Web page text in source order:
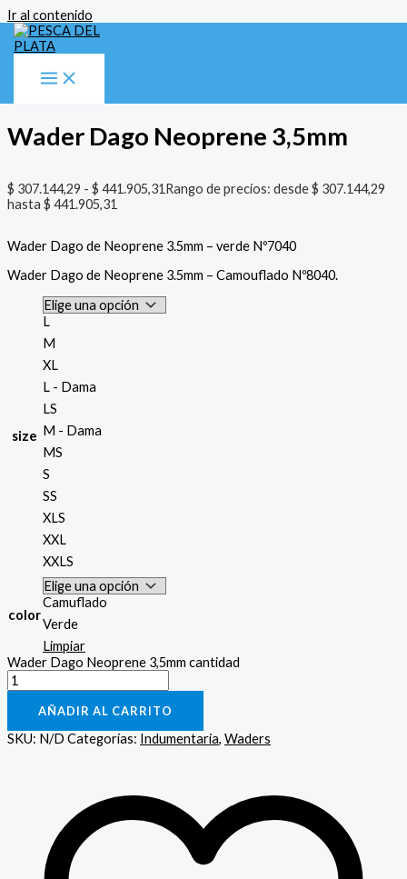
Ir al contenido
/Indumentaria
Wader Dago Neoprene 3,5mm
$ 307.144,29 - $ 441.905,31Rango de precios: desde $ 307.144,29
hasta $ 441.905,31
Wader Dago de Neoprene 3.5mm – verde Nº7040
Wader Dago de Neoprene 3.5mm – Camouflado Nº8040.
size
L
M
XL
L - Dama
LS
M - Dama
MS
S
SS
XLS
XXL
XXLS
color
Camuflado
Verde
Limpiar
Wader Dago Neoprene 3,5mm cantidad
AÑADIR AL CARRITO
SKU: N/D Categorías: Indumentaria, Waders